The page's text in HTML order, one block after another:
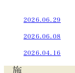
2026.06.29
2026.06.08
2026.04.16